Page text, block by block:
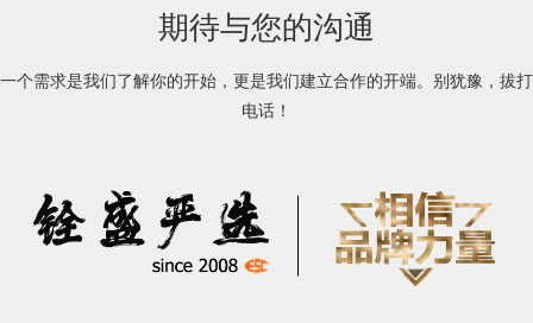
期待与您的沟通
一个需求是我们了解你的开始，更是我们建立合作的开端。别犹豫，拔打
电话！